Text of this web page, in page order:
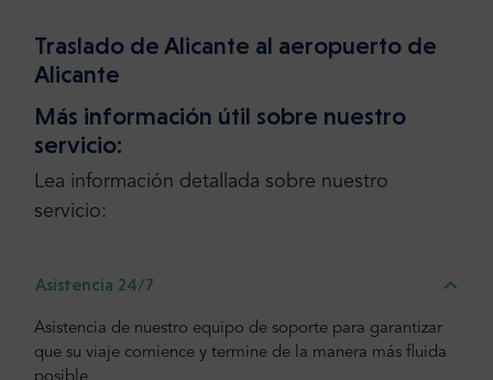
Traslado de Alicante al aeropuerto de
Alicante
Más información útil sobre nuestro
servicio:
Lea información detallada sobre nuestro
servicio:
Asistencia 24/7
Asistencia de nuestro equipo de soporte para garantizar
que su viaje comience y termine de la manera más fluida